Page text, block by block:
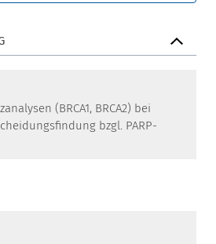
(BRCA1, BRCA2) bei
bzgl. PARP-